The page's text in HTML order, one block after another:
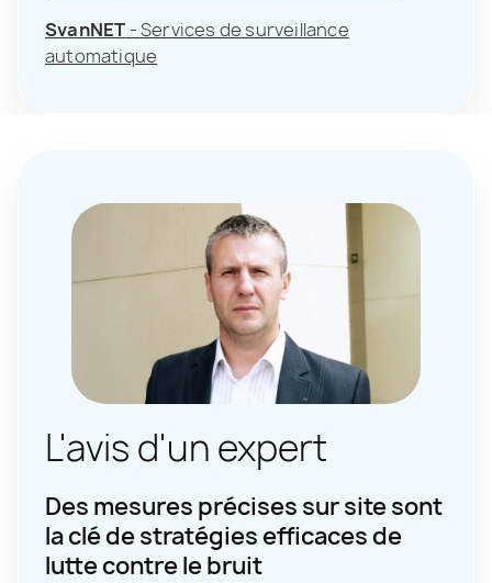
SvanNET - Services de surveillance
automatique
L'avis d'un expert
Des mesures précises sur site sont
la clé de stratégies efficaces de
lutte contre le bruit